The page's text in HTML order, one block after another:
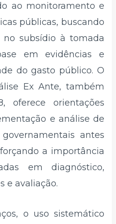
ao monitoramento e
públicas, buscando
no subsídio à tomada
em evidências e
do gasto público. O
Ex Ante, também
oferece orientações
e análise de
antes
a importância
em diagnóstico,
e avaliação.
o uso sistemático